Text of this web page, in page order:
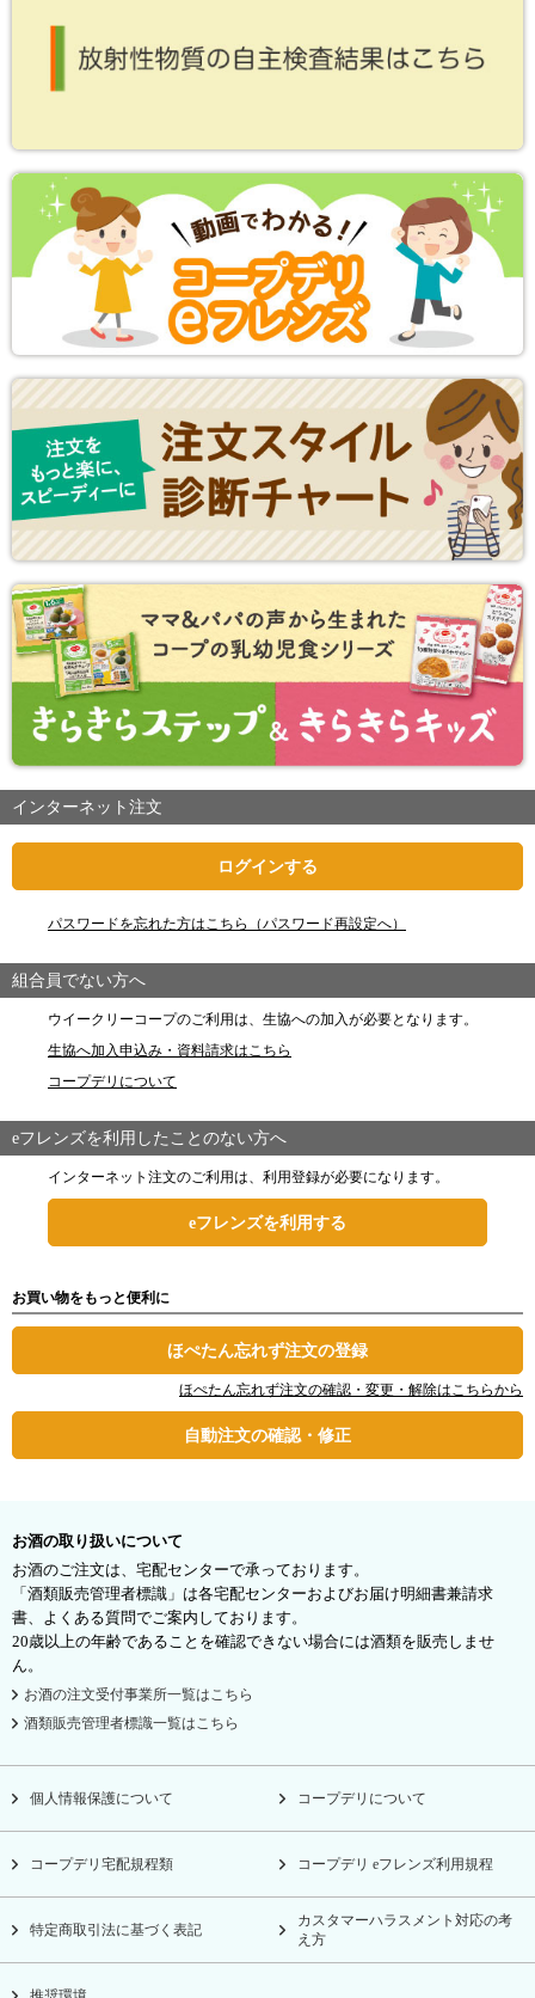
インターネット注文
ログインする
パスワードを忘れた方はこちら（パスワード再設定へ）
組合員でない方へ
ウイークリーコープのご利用は、生協への加入が必要となります。
生協へ加入申込み・資料請求はこちら
コープデリについて
eフレンズを利用したことのない方へ
インターネット注文のご利用は、利用登録が必要になります。
eフレンズを利用する
お買い物をもっと便利に
ほぺたん忘れず注文の登録
ほぺたん忘れず注文の確認・変更・解除はこちらから
自動注文の確認・修正
お酒の取り扱いについて
お酒のご注文は、宅配センターで承っております。
「酒類販売管理者標識」は各宅配センターおよびお届け明細書兼請求
書、よくある質問でご案内しております。
20歳以上の年齢であることを確認できない場合には酒類を販売しませ
ん。
お酒の注文受付事業所一覧はこちら
酒類販売管理者標識一覧はこちら
個人情報保護について コープデリについて
コープデリ宅配規程類 コープデリ eフレンズ利用規程
特定商取引法に基づく表記
カスタマーハラスメント対応の考
え方